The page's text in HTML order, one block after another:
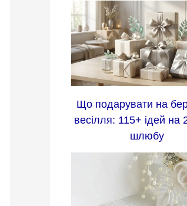
Що подарувати на
весілля: 115+ ідей на
шлюбу